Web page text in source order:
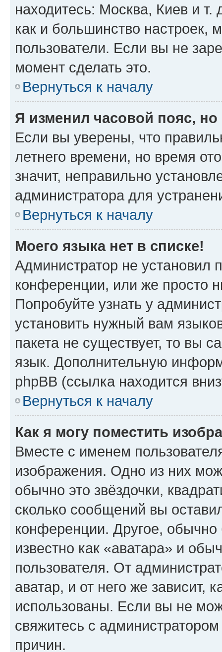
находитесь: Москва, Киев и т.
как и большинство настроек,
пользователи. Если вы не
момент сделать это.
Вернуться к началу
Я изменил часовой пояс,
Если вы уверены, что
летнего времени, но время
значит, неправильно
администратора для
Вернуться к началу
Моего языка нет в списке!
Администратор не установил
конференции, или же просто
Попробуйте узнать у
установить нужный вам
пакета не существует, то вы
язык. Дополнительную
phpBB (ссылка находится
Вернуться к началу
Как я могу поместить
Вместе с именем
изображения. Одно из них
обычно это звёздочки,
сколько сообщений вы
конференции. Другое,
известно как «аватара» и
пользователя. От
аватар, и от него же зависит,
использованы. Если вы не
свяжитесь с
причин.